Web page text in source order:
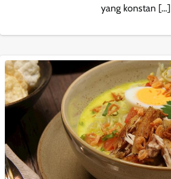
yang konstan […]